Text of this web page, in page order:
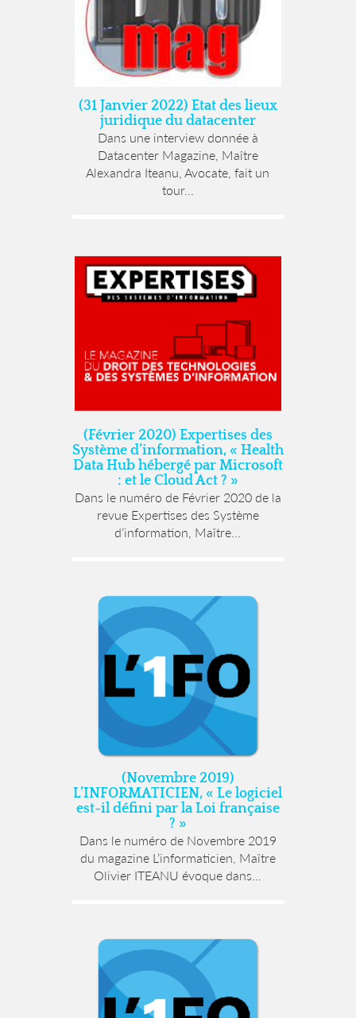
(31 Janvier 2022) Etat des lieux
juridique du datacenter
Dans une interview donnée à
Datacenter Magazine, Maître
Alexandra Iteanu, Avocate, fait un
tour...
(Février 2020) Expertises des
Système d’information, « Health
Data Hub hébergé par Microsoft
: et le Cloud Act ? »
Dans le numéro de Février 2020 de la
revue Expertises des Système
d’information, Maître...
(Novembre 2019)
L’INFORMATICIEN, « Le logiciel
est-il défini par la Loi française
? »
Dans le numéro de Novembre 2019
du magazine L’informaticien, Maître
Olivier ITEANU évoque dans...